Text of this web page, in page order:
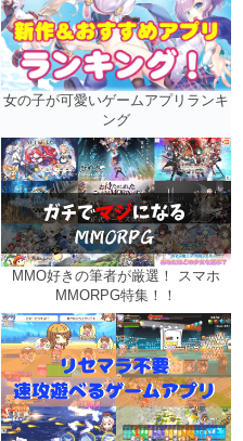
女の子が可愛いゲームアプリランキ
ング
MMO好きの筆者が厳選！ スマホ
MMORPG特集！！